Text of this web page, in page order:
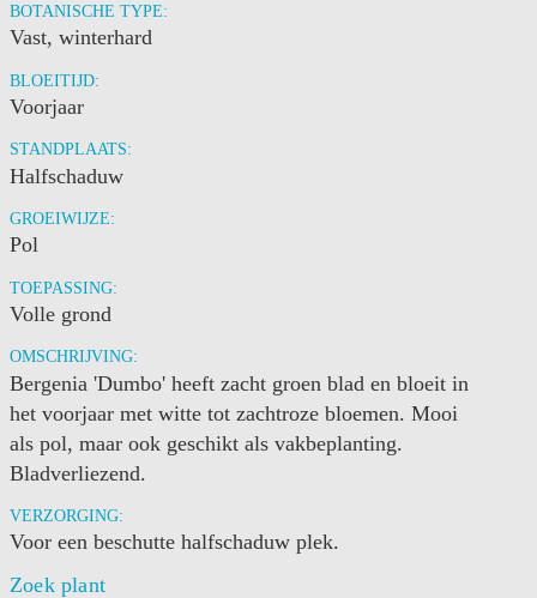
BOTANISCHE TYPE:
Vast, winterhard
BLOEITIJD:
Voorjaar
STANDPLAATS:
Halfschaduw
GROEIWIJZE:
Pol
TOEPASSING:
Volle grond
OMSCHRIJVING:
Bergenia 'Dumbo' heeft zacht groen blad en bloeit in
het voorjaar met witte tot zachtroze bloemen. Mooi
als pol, maar ook geschikt als vakbeplanting.
Bladverliezend.
VERZORGING:
Voor een beschutte halfschaduw plek.
Zoek plant